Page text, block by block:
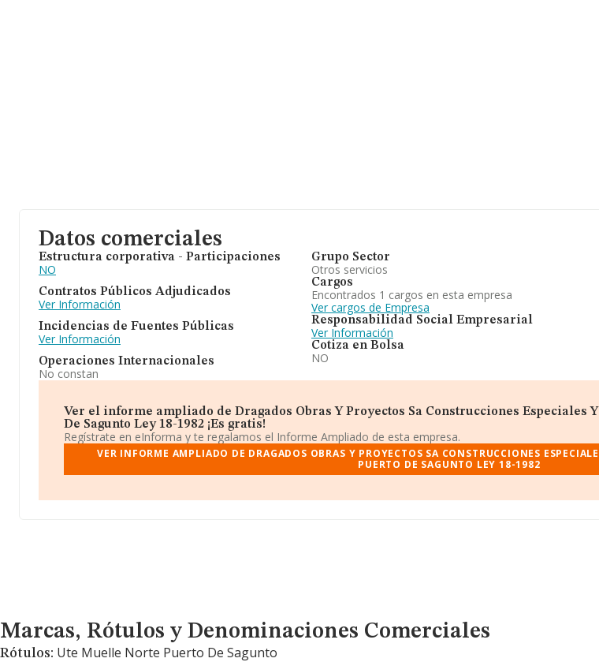
Datos comerciales
Estructura corporativa - Participaciones
NO
Contratos Públicos Adjudicados
Ver Información
Incidencias de Fuentes Públicas
Ver Información
Operaciones Internacionales
No constan
Grupo Sector
Otros servicios
Cargos
Encontrados 1 cargos en esta empresa
Ver cargos de Empresa
Responsabilidad Social Empresarial
Ver Información
Cotiza en Bolsa
NO
Ver el informe ampliado de Dragados Obras Y Proyectos Sa Construcciones Especiales
De Sagunto Ley 18-1982 ¡Es gratis!
Regístrate en eInforma y te regalamos el Informe Ampliado de esta empresa.
VER INFORME AMPLIADO DE DRAGADOS OBRAS Y PROYECTOS SA CONSTRUCCIONES
PUERTO DE SAGUNTO LEY 18-1982
Marcas, Rótulos y Denominaciones Comerciales
Marcas, Rótulos y Denominaciones Comerciales
Rótulos: Ute Muelle Norte Puerto De Sagunto